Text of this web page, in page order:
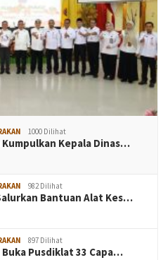
1000 Dilihat
Kumpulkan Kepala Dinas…
982 Dilihat
Bantuan Alat Kes…
897 Dilihat
Pusdiklat 33 Capa…